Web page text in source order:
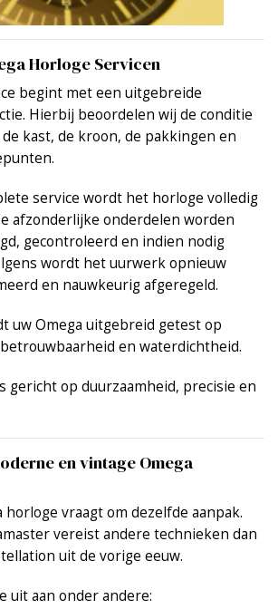
Horloge Servicen
begint met een uitgebreide
Hierbij beoordelen wij de conditie
kast, de kroon, de pakkingen en
service wordt het horloge volledig
afzonderlijke onderdelen worden
gecontroleerd en indien nodig
wordt het uurwerk opnieuw
en nauwkeurig afgeregeld.
uw Omega uitgebreid getest op
en waterdichtheid.
gericht op duurzaamheid, precisie en
en vintage Omega
horloge vraagt om dezelfde aanpak.
vereist andere technieken dan
uit de vorige eeuw.
uit aan onder andere: